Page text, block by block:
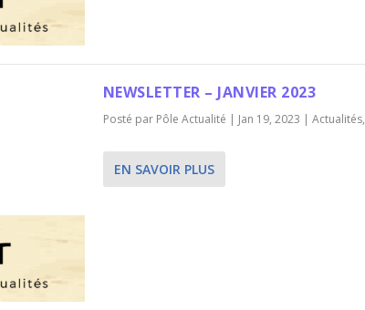
NEWSLETTER – JANVIER 2023
Posté par Pôle Actualité | Jan 19, 2023 | Actualités,
EN SAVOIR PLUS